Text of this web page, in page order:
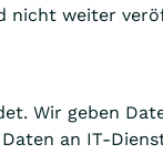
nicht weiter
Wir geben
an IT-